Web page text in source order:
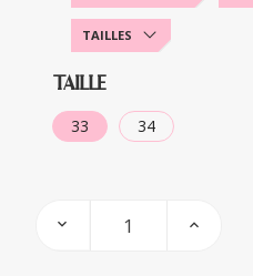
TAILLES
TAILLE
33 34